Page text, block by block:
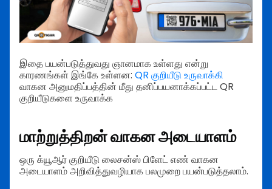
இதை பயன்படுத்துவது ஞானமாக உள்ளது என்று
காரணங்கள் இங்கே உள்ளன: QR குறியீடு உருவாக்கி
வாகன அனுமதிப்பத்தின் மீது தனிப்பயனாக்கப்பட்ட QR
குறியீடுகளை உருவாக்க
மாற்றுத்திறன் வாகன அடையாளம்
ஒரு க்யூஆர் குறியீடு லைசன்ஸ் பிளேட் எண் வாகன
அடையாளம் அறிவித்துவழியாக பலமுறை பயன்படுத்தலாம்.